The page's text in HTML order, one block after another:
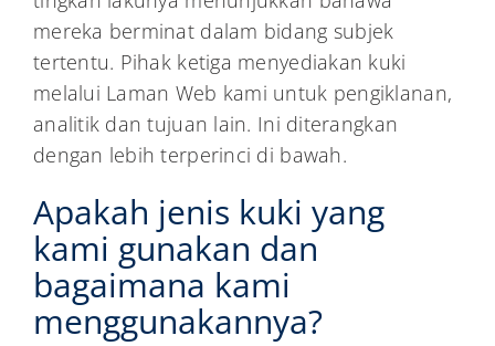
mereka berminat dalam bidang subjek
tertentu. Pihak ketiga menyediakan kuki
melalui Laman Web kami untuk pengiklanan,
analitik dan tujuan lain. Ini diterangkan
dengan lebih terperinci di bawah.
Apakah jenis kuki yang
kami gunakan dan
bagaimana kami
menggunakannya?